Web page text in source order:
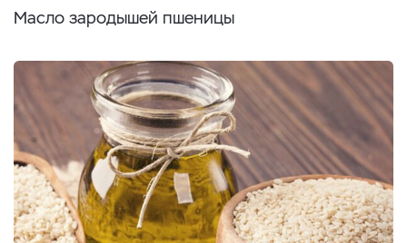
Масло зародышей пшеницы